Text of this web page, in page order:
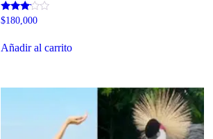
Valorado
de 5
$180,000
Añadir al carrito